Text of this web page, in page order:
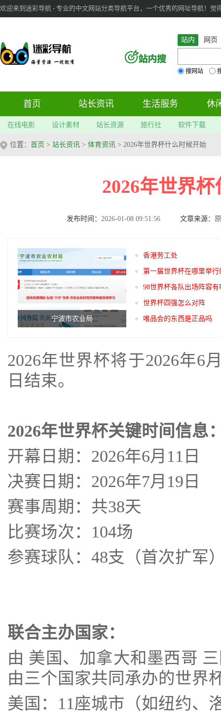
欢迎来到迷彩导航 - 专业的中文网站分类导航平台，一个优秀的网址导航！觉
站内 网页
搜网站
首页 站长资讯 生活服务 休
在线电影 设计素材 站长资源 旅行社 软件下载
位置： 首页 > 站长资讯 > 体育资讯 > 2026年世界杯什么时候开始
2026年世界
发布时间： 2026-01-08 09:51:56 文章来源：
宁波市农业局
香港劳工处
第一届世界杯在哪里举行
98世界杯各队出场阵容有
世界杯四强怎么对阵
唯品会的东西是正品吗
2026年世界杯将于2026年6
日结束。
2026年世界杯关键时间信息
开幕日期：2026年6月11日
决赛日期：2026年7月19日
赛事周期：共38天
比赛场次：104场
参赛球队：48支（首次扩军
联合主办国家：
由 美国、加拿大和墨西哥
由三个国家共同承办的世界
美国：11座城市（如纽约、